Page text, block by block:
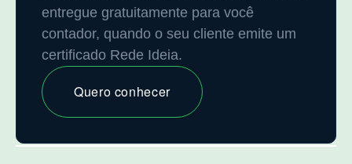
entregue gratuitamente para você
contador, quando o seu cliente emite um
certificado Rede Ideia.
Quero conhecer